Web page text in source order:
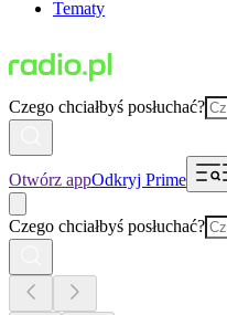
Tematy
Czego chciałbyś posłuchać?
Otwórz appOdkryj Prime
Czego chciałbyś posłuchać?